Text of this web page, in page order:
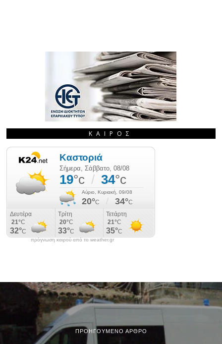
ΚΑΙΡΌΣ
πρόγνωση καιρού από το weather.gr
ΠΡΟΗΓΟΎΜΕΝΟ ΆΡΘΡΟ